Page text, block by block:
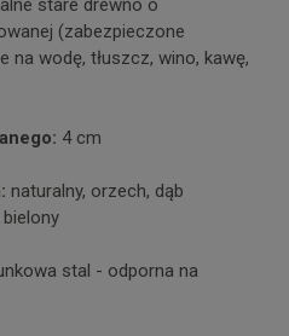
stare drewno o
(zabezpieczone
na wodę, tłuszcz, wino, kawę,
4 cm
naturalny, orzech, dąb
bielony
stal - odporna na